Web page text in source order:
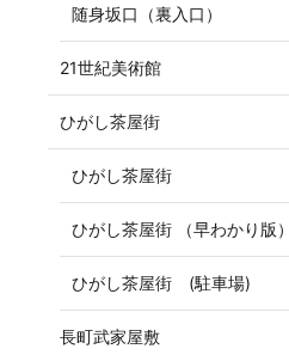
随身坂口（裏入口）
21世紀美術館
ひがし茶屋街
ひがし茶屋街
ひがし茶屋街 （早わかり版）
ひがし茶屋街 (駐車場)
長町武家屋敷